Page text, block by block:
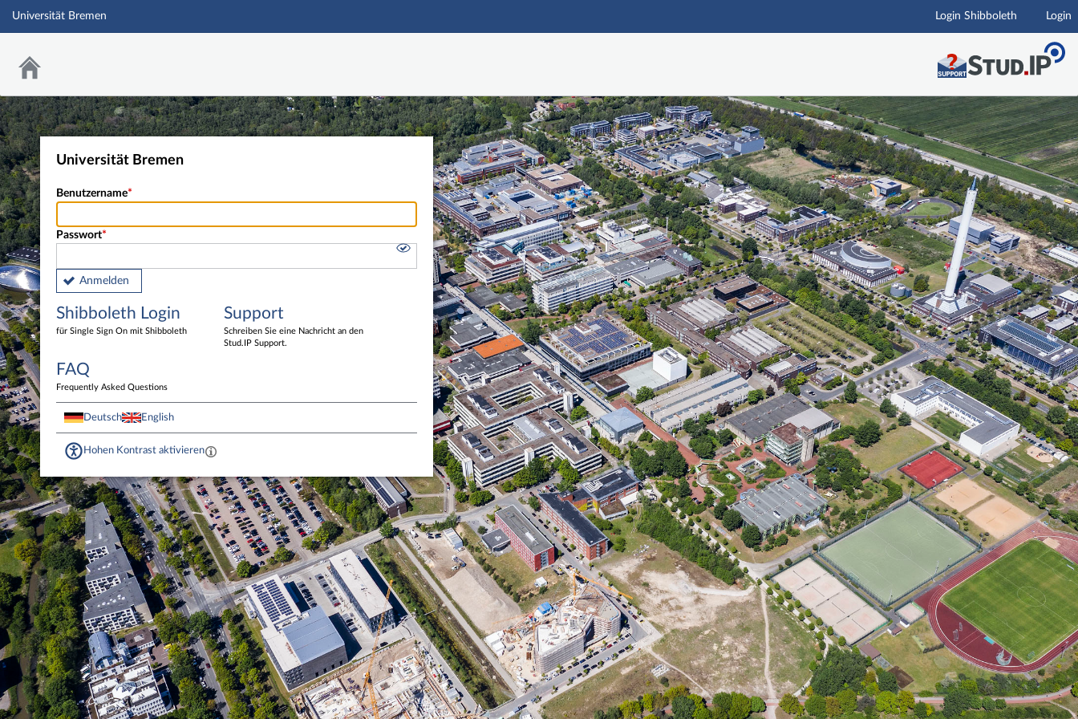
Hauptnavigation
Universität Bremen Login Shibboleth Login
Universität Bremen
Benutzername
Passwort
Anmelden
Shibboleth Login
für Single Sign On mit Shibboleth
Support
Schreiben Sie eine Nachricht an den
Stud.IP Support.
FAQ
Frequently Asked Questions
Deutsch English
Hohen Kontrast aktivieren